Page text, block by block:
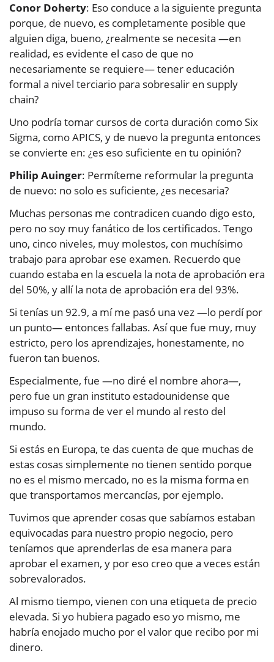
Conor Doherty: Eso conduce a la siguiente pregunta
porque, de nuevo, es completamente posible que
alguien diga, bueno, ¿realmente se necesita —en
realidad, es evidente el caso de que no
necesariamente se requiere— tener educación
formal a nivel terciario para sobresalir en supply
chain?
Uno podría tomar cursos de corta duración como Six
Sigma, como APICS, y de nuevo la pregunta entonces
se convierte en: ¿es eso suficiente en tu opinión?
Philip Auinger: Permíteme reformular la pregunta
de nuevo: no solo es suficiente, ¿es necesaria?
Muchas personas me contradicen cuando digo esto,
pero no soy muy fanático de los certificados. Tengo
uno, cinco niveles, muy molestos, con muchísimo
trabajo para aprobar ese examen. Recuerdo que
cuando estaba en la escuela la nota de aprobación era
del 50%, y allí la nota de aprobación era del 93%.
Si tenías un 92.9, a mí me pasó una vez —lo perdí por
un punto— entonces fallabas. Así que fue muy, muy
estricto, pero los aprendizajes, honestamente, no
fueron tan buenos.
Especialmente, fue —no diré el nombre ahora—,
pero fue un gran instituto estadounidense que
impuso su forma de ver el mundo al resto del
mundo.
Si estás en Europa, te das cuenta de que muchas de
estas cosas simplemente no tienen sentido porque
no es el mismo mercado, no es la misma forma en
que transportamos mercancías, por ejemplo.
Tuvimos que aprender cosas que sabíamos estaban
equivocadas para nuestro propio negocio, pero
teníamos que aprenderlas de esa manera para
aprobar el examen, y por eso creo que a veces están
sobrevalorados.
Al mismo tiempo, vienen con una etiqueta de precio
elevada. Si yo hubiera pagado eso yo mismo, me
habría enojado mucho por el valor que recibo por mi
dinero.